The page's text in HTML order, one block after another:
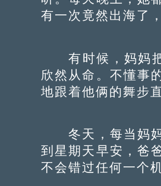
有一次竟然出海了
有时候，妈妈把
欣然从命。不懂事
地跟着他俩的舞步
冬天，每当妈妈
到星期天早安，爸
不会错过任何一个